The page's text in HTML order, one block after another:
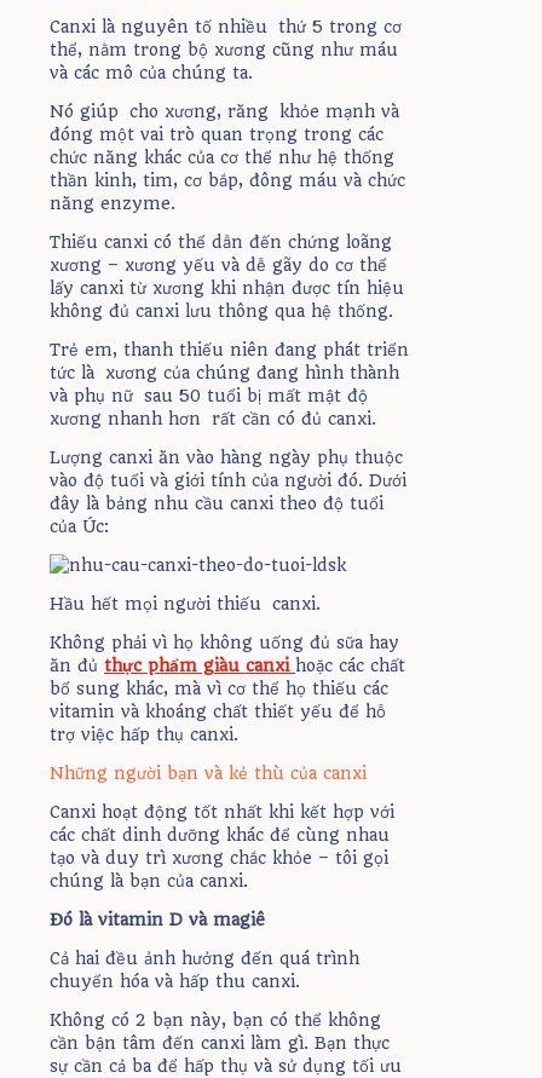
Canxi là nguyên tố nhiều thứ 5 trong cơ
thể, nằm trong bộ xương cũng như máu
và các mô của chúng ta.
Nó giúp cho xương, răng khỏe mạnh và
đóng một vai trò quan trọng trong các
chức năng khác của cơ thể như hệ thống
thần kinh, tim, cơ bắp, đông máu và chức
năng enzyme.
Thiếu canxi có thể dẫn đến chứng loãng
xương – xương yếu và dễ gãy do cơ thể
lấy canxi từ xương khi nhận được tín hiệu
không đủ canxi lưu thông qua hệ thống.
Trẻ em, thanh thiếu niên đang phát triển
tức là xương của chúng đang hình thành
và phụ nữ sau 50 tuổi bị mất mật độ
xương nhanh hơn rất cần có đủ canxi.
Lượng canxi ăn vào hàng ngày phụ thuộc
vào độ tuổi và giới tính của người đó. Dưới
đây là bảng nhu cầu canxi theo độ tuổi
của Úc:
Hầu hết mọi người thiếu canxi.
Không phải vì họ không uống đủ sữa hay
ăn đủ thực phẩm giàu canxi hoặc các chất
bổ sung khác, mà vì cơ thể họ thiếu các
vitamin và khoáng chất thiết yếu để hỗ
trợ việc hấp thụ canxi.
Những người bạn và kẻ thù của canxi
Canxi hoạt động tốt nhất khi kết hợp với
các chất dinh dưỡng khác để cùng nhau
tạo và duy trì xương chắc khỏe – tôi gọi
chúng là bạn của canxi.
Đó là vitamin D và magiê
Cả hai đều ảnh hưởng đến quá trình
chuyển hóa và hấp thu canxi.
Không có 2 bạn này, bạn có thể không
cần bận tâm đến canxi làm gì. Bạn thực
sự cần cả ba để hấp thụ và sử dụng tối ưu